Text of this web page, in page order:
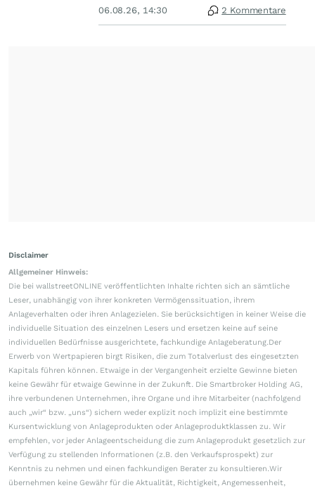
06.08.26, 14:30 2 Kommentare
Disclaimer
Allgemeiner Hinweis:
Die bei wallstreetONLINE veröffentlichten Inhalte richten sich an sämtliche
Leser, unabhängig von ihrer konkreten Vermögenssituation, ihrem
Anlageverhalten oder ihren Anlagezielen. Sie berücksichtigen in keiner Weise die
individuelle Situation des einzelnen Lesers und ersetzen keine auf seine
individuellen Bedürfnisse ausgerichtete, fachkundige Anlageberatung.Der
Erwerb von Wertpapieren birgt Risiken, die zum Totalverlust des eingesetzten
Kapitals führen können. Etwaige in der Vergangenheit erzielte Gewinne bieten
keine Gewähr für etwaige Gewinne in der Zukunft. Die Smartbroker Holding AG,
ihre verbundenen Unternehmen, ihre Organe und ihre Mitarbeiter (nachfolgend
auch „wir“ bzw. „uns“) sichern weder explizit noch implizit eine bestimmte
Kursentwicklung von Anlageprodukten oder Anlageproduktklassen zu. Wir
empfehlen, vor jeder Anlageentscheidung die zum Anlageprodukt gesetzlich zur
Verfügung zu stellenden Informationen (z.B. den Verkaufsprospekt) zur
Kenntnis zu nehmen und einen fachkundigen Berater zu konsultieren.Wir
übernehmen keine Gewähr für die Aktualität, Richtigkeit, Angemessenheit,